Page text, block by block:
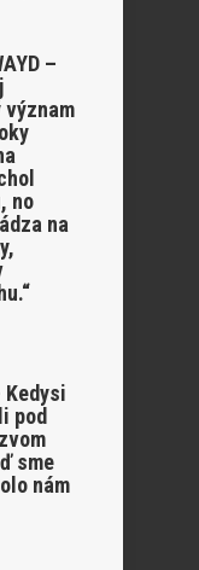
–
no
na
Kedysi
pod
sme
nám